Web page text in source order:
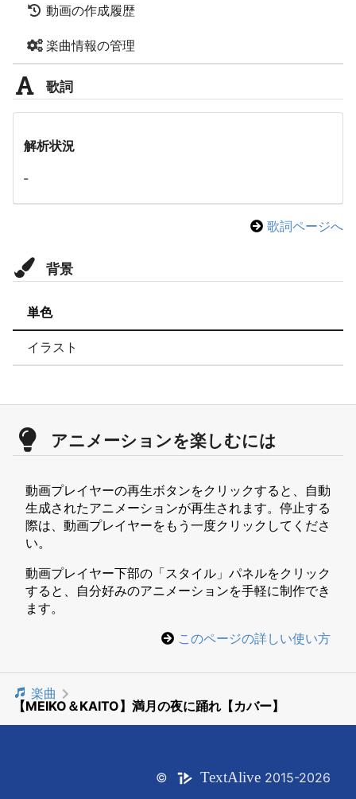
動画の作成履歴
楽曲情報の管理
歌詞
解析状況
-
歌詞ページへ
背景
単色
イラスト
アニメーションを楽しむには
動画プレイヤーの再生ボタンをクリックすると、自動
生成されたアニメーションが再生されます。停止する
際は、動画プレイヤーをもう一度クリックしてくださ
い。
動画プレイヤー下部の「スタイル」パネルをクリック
すると、自分好みのアニメーションを手軽に制作でき
ます。
このページの詳しい使い方
楽曲
【MEIKO＆KAITO】満月の夜に踊れ【カバー】
© TextAlive 2015-2026